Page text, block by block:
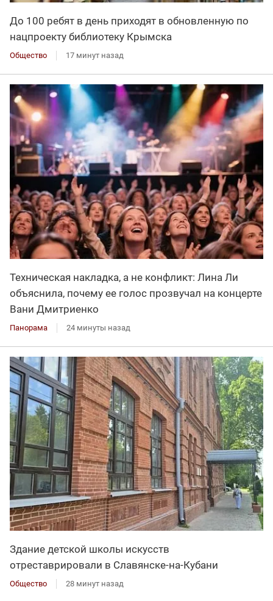
До 100 ребят в день приходят в обновленную по
нацпроекту библиотеку Крымска
Общество 17 минут назад
Техническая накладка, а не конфликт: Лина Ли
объяснила, почему ее голос прозвучал на концерте
Вани Дмитриенко
Панорама 24 минуты назад
Здание детской школы искусств
отреставрировали в Славянске-на-Кубани
Общество 28 минут назад